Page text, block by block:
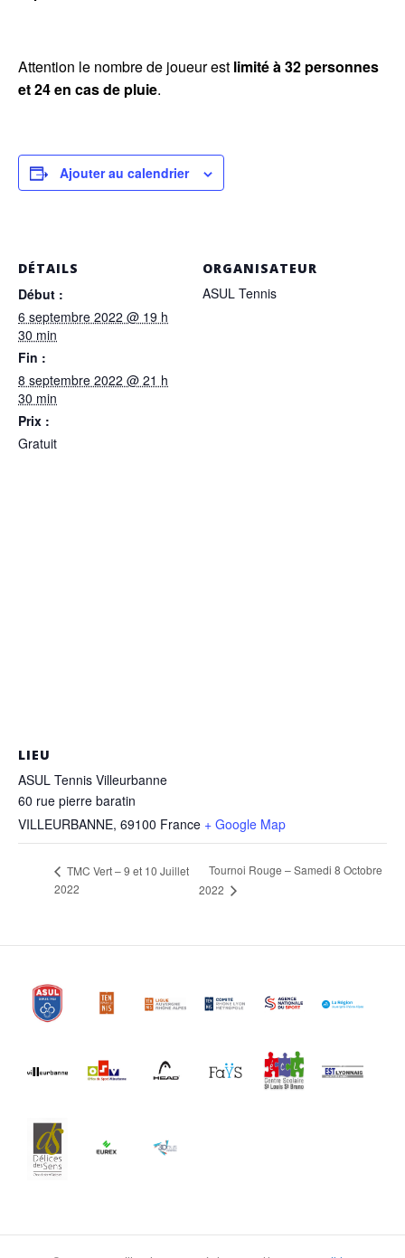
Attention le nombre de joueur est limité à 32 personnes
et 24 en cas de pluie.
Ajouter au calendrier
DÉTAILS
Début :
6 septembre 2022 @ 19 h
30 min
Fin :
8 septembre 2022 @ 21 h
30 min
Prix :
Gratuit
ORGANISATEUR
ASUL Tennis
LIEU
ASUL Tennis Villeurbanne
60 rue pierre baratin
VILLEURBANNE, 69100 France + Google Map
TMC Vert – 9 et 10 Juillet
2022
Tournoi Rouge – Samedi 8 Octobre
2022